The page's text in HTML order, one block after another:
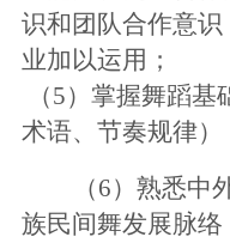
识和团队合作意
业加以运用；
（5） 掌握舞蹈基
术语、节奏规律）
（6） 熟悉中
族民间舞发展脉